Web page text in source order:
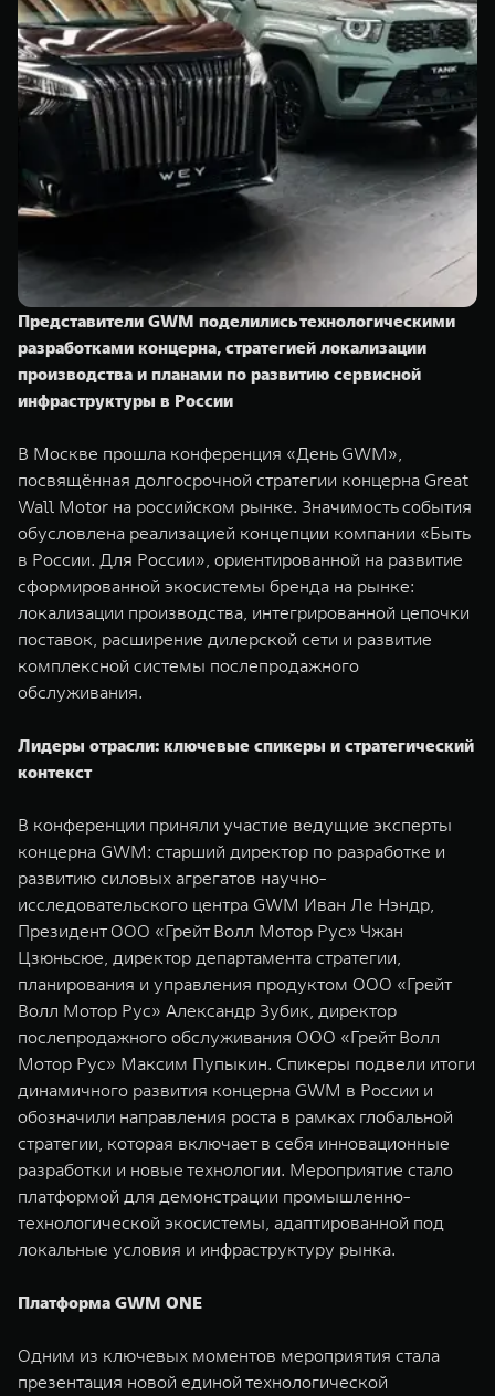
TANK 500
Веди за собой
от 6 499 000 ₽
TANK 700
Сила
от 10
WEY 07
Расширяя границы комфорта
от 6 149 000 ₽
WEY 05
Эстетика
от 5 699
Масштаб возможностей
от 6 449 000 ₽
Масштаб
от 8 099
TANK Финансы
Корпоративным клиентам
TANK ФИНАНСЫ
TANK Кредит
TANK Лизинг
Сервис
Специальные предложения
Моторные масла
ЦИФРОВЫЕ СЕРВИСЫ TANK
Цифровые сервисы TANK
Представители GWM поделились технологическими
разработками концерна, стратегией локализации
производства и планами по развитию сервисной
инфраструктуры в России
В Москве прошла конференция «День GWM»,
посвящённая долгосрочной стратегии концерна Great
Wall Motor на российском рынке. Значимость события
обусловлена реализацией концепции компании «Быть
в России. Для России», ориентированной на развитие
сформированной экосистемы бренда на рынке:
локализации производства, интегрированной цепочки
поставок, расширение дилерской сети и развитие
комплексной системы послепродажного
обслуживания.
Лидеры отрасли: ключевые спикеры и стратегический
контекст
В конференции приняли участие ведущие эксперты
концерна GWM: старший директор по разработке и
развитию силовых агрегатов научно-
исследовательского центра GWM Иван Ле Нэндр,
Президент ООО «Грейт Волл Мотор Рус» Чжан
Цзюньсюе, директор департамента стратегии,
планирования и управления продуктом ООО «Грейт
Волл Мотор Рус» Александр Зубик, директор
послепродажного обслуживания ООО «Грейт Волл
Мотор Рус» Максим Пупыкин. Спикеры подвели итоги
динамичного развития концерна GWM в России и
обозначили направления роста в рамках глобальной
стратегии, которая включает в себя инновационные
разработки и новые технологии. Мероприятие стало
платформой для демонстрации промышленно-
технологической экосистемы, адаптированной под
локальные условия и инфраструктуру рынка.
Платформа GWM ONE
Одним из ключевых моментов мероприятия стала
презентация новой единой технологической